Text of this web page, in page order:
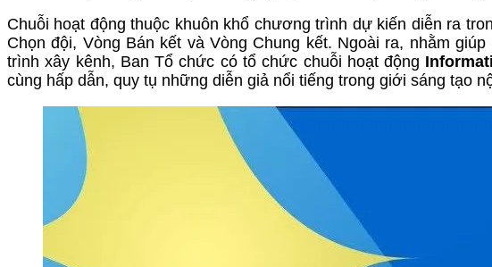
Chuỗi hoạt động thuộc khuôn khổ chương trình dự kiến diễn ra
Chọn đội, Vòng Bán kết và Vòng Chung kết. Ngoài ra, nhằm
trình xây kênh, Ban Tổ chức có tổ chức chuỗi hoạt động
cùng hấp dẫn, quy tụ những diễn giả nổi tiếng trong giới sáng tạo